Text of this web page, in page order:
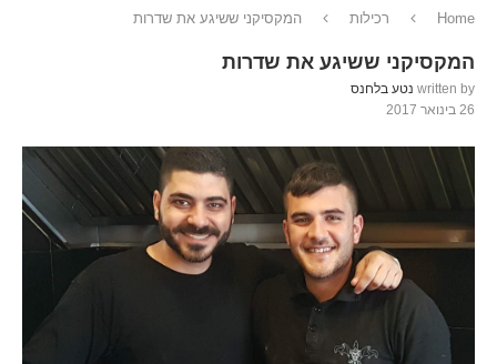
Home רכילות המקסיקני ששיגע את שדרות
המקסיקני ששיגע את שדרות
written by נטע בלחנס
26 בינואר 2017